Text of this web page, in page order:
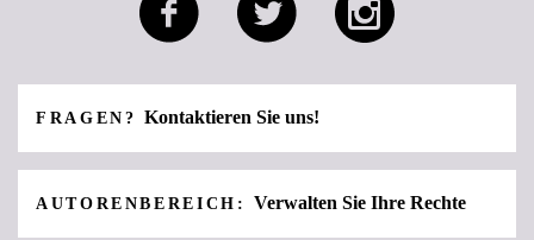
FRAGEN?Kontaktieren Sie uns!
AUTORENBEREICH: Verwalten Sie Ihre Rechte